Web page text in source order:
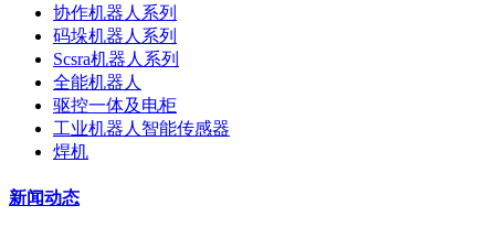
协作机器人系列
码垛机器人系列
Scsra机器人系列
全能机器人
驱控一体及电柜
工业机器人智能传感器
焊机
新闻动态